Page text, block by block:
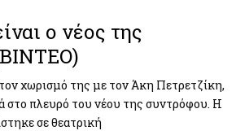
ο νέος της
χωρισμό της με τον Άκη Πετρετζίκη,
στο πλευρό του νέου της συντρόφου. Η
σε θεατρική